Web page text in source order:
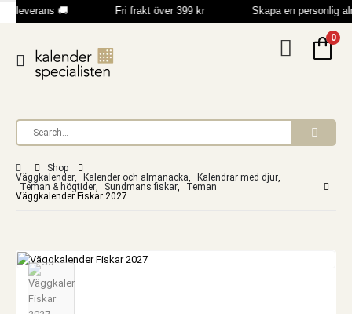
leverans 🚚 Fri frakt över 399 kr Skapa en personlig
0
Shop
Väggkalender, Kalender och almanacka, Kalendrar med djur,
Teman & högtider, Sundmans fiskar,
Teman
Väggkalender Fiskar 2027